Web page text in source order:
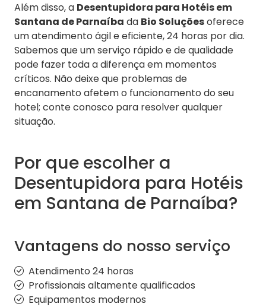
Além disso, a Desentupidora para Hotéis em
Santana de Parnaíba da Bio Soluçõesoferece
um atendimento ágil e eficiente, 24 horas por dia.
Sabemos que um serviço rápido e de qualidade
pode fazer toda a diferença em momentos
críticos. Não deixe que problemas de
encanamento afetem o funcionamento do seu
hotel; conte conosco para resolver qualquer
situação.
Por que escolher a
Desentupidora para Hotéis
em Santana de Parnaíba?
Vantagens do nosso serviço
Atendimento 24 horas
Profissionais altamente qualificados
Equipamentos modernos